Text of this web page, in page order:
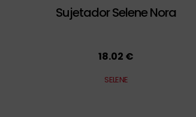
Sujetador Selene Nora
18.02 €
SELENE